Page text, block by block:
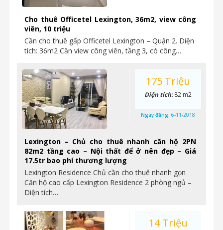
Cho thuê Officetel Lexington, 36m2, view công
viên, 10 triệu
Cần cho thuê gấp Officetel Lexington – Quận 2. Diện
tích: 36m2 Căn view công viên, tầng 3, có công…
Lexington – Chủ cho thuê nhanh căn hộ 2PN
82m2 tầng cao – Nội thất để ở nên đẹp – Giá
17.5tr bao phí thương lượng
Lexington Residence Chủ cần cho thuê nhanh gọn
Căn hộ cao cấp Lexington Residence 2 phòng ngủ –
Diện tích…
175 Triệu
Diện tích:82 m2
Ngày đăng: 6-11-2018
14 Triệu